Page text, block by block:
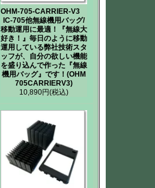
OHM-705-CARRIER-V3
IC-705他無線機用バッグ/
移動運用に最適！『無線大
好き！』毎日のように移動
運用している弊社技術スタ
ッフが、自分の欲しい機能
を盛り込んで作った『無線
機用バッグ』です！(OHM
705CARRIERV3)
10,890円(税込)